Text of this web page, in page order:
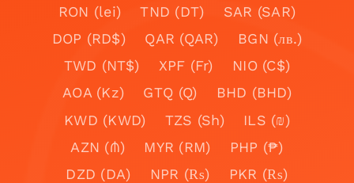
RON (lei)
TND (DT)
SAR (SAR)
DOP (RD$)
QAR (QAR)
BGN (лв.)
TWD (NT$)
XPF (Fr)
NIO (C$)
AOA (Kz)
GTQ (Q)
BHD (BHD)
KWD (KWD)
TZS (Sh)
ILS (₪)
AZN (₼)
MYR (RM)
PHP (₱)
DZD (DA)
NPR (₨)
PKR (₨)